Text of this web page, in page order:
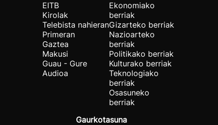
EITB
Kirolak
Telebista nahieran
Primeran
Gaztea
Makusi
Guau - Gure
Audioa
Ekonomiako
berriak
Gizarteko berriak
Nazioarteko
berriak
Politikako berriak
Kulturako berriak
Teknologiako
berriak
Osasuneko
berriak
Gaurkotasuna